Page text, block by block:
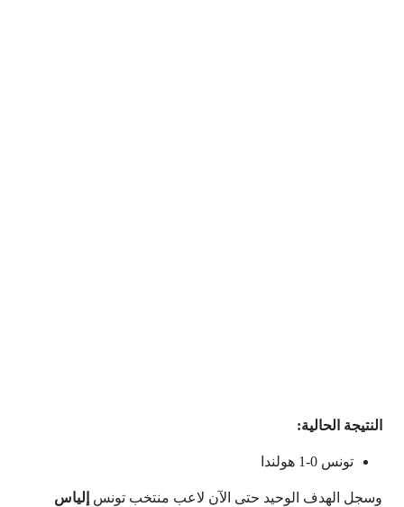
النتيجة الحالية:
تونس 0-1 هولندا
وسجل الهدف الوحيد حتى الآن لاعب منتخب تونس إلياس